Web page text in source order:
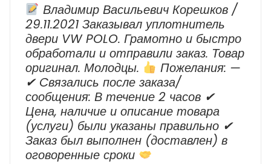
Владимир Васильевич Корешков /
29.11.2021 Заказывал уплотнитель
двери VW POLO. Грамотно и быстро
обработали и отправили заказ. Товар
оригинал. Молодцы.
Пожелания: —
✔ Cвязались после заказа/
сообщения: В течение 2 часов ✔
Цена, наличие и описание товара
(услуги) были указаны правильно ✔
Заказ был выполнен (доставлен) в
оговоренные сроки